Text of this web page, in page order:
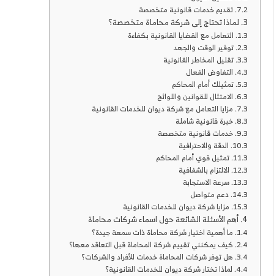
تقديم خدمات قانونية متخصصة
لماذا تحتاج إلى شركة محاماة متخصصة؟
التعامل مع القضايا القانونية بكفاءة
توفير الوقت والجهد
تقليل المخاطر القانونية
التفاوض الفعال
تمثيلك أمام المحاكم
الامتثال للقوانين واللوائح
مزايا التعامل مع شركة ديوان للخدمات القانونية
خبرة قانونية شاملة
خدمات قانونية متخصصة
الدقة والاحترافية
تمثيل قوي أمام المحاكم
الالتزام بالشفافية
سرعة الاستجابة
دعم متواصل
مزايا شركة ديوان للخدمات القانونية
أهم الأسئلة الشائعة حول اسماء شركات محاماة
ما أهمية اختيار شركة محاماة ذات سمعة جيدة؟
كيف يمكنني تقييم شركة المحاماة قبل التعاقد معها؟
هل توفر شركات المحاماة خدمات للأفراد والشركات؟
لماذا تختار شركة ديوان للخدمات القانونية؟